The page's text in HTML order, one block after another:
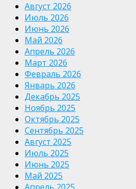
Август 2026
Июль 2026
Июнь 2026
Май 2026
Апрель 2026
Март 2026
Февраль 2026
Январь 2026
Декабрь 2025
Ноябрь 2025
Октябрь 2025
Сентябрь 2025
Август 2025
Июль 2025
Июнь 2025
Май 2025